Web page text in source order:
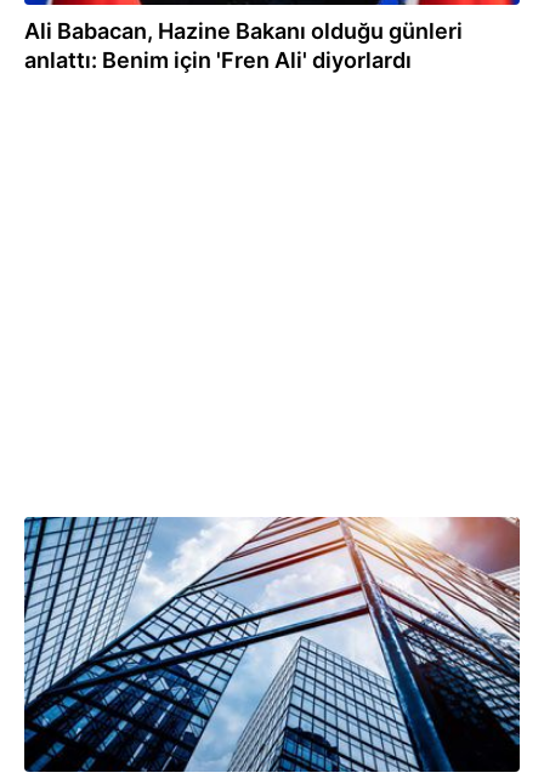
Ali Babacan, Hazine Bakanı olduğu günleri
anlattı: Benim için 'Fren Ali' diyorlardı
20.04.2021